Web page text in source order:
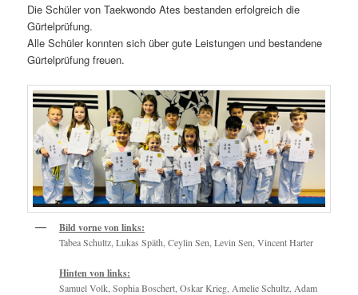
Die Schüler von Taekwondo Ates bestanden erfolgreich die
Gürtelprüfung.
Alle Schüler konnten sich über gute Leistungen und bestandene
Gürtelprüfung freuen.
Bild vorne von links:
Tabea Schultz, Lukas Späth, Ceylin Sen, Levin Sen, Vincent Harter
Hinten von links:
Samuel Volk, Sophia Boschert, Oskar Krieg, Amelie Schultz, Adam